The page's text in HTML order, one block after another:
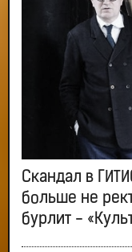
Скандал в
больше не
бурлит -